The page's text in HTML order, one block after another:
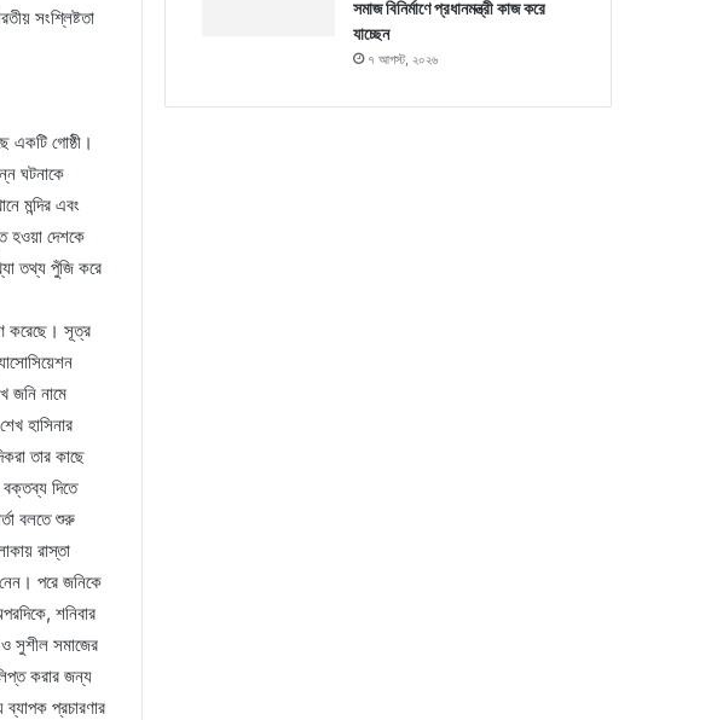
সংশ্লিষ্টতা
একটি গোষ্ঠী।
ঘটনাকে
মন্দির এবং
হওয়া দেশকে
তথ্য পুঁজি করে
করেছে। সূত্র
জনি নামে
হাসিনার
তার কাছে
বক্তব্য দিতে
বলতে শুরু
রাস্তা
পরে জনিকে
শনিবার
ও সুশীল সমাজের
করার জন্য
ব্যাপক প্রচারণার
সমাজ বিনির্মাণে প্রধানমন্ত্রী কাজ করে
যাচ্ছেন
৭ আগস্ট, ২০২৬